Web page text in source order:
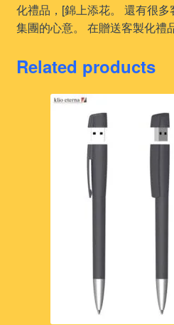
化禮品，[錦上添花。 還有很
集團的心意。 在贈送客製化禮
Related products